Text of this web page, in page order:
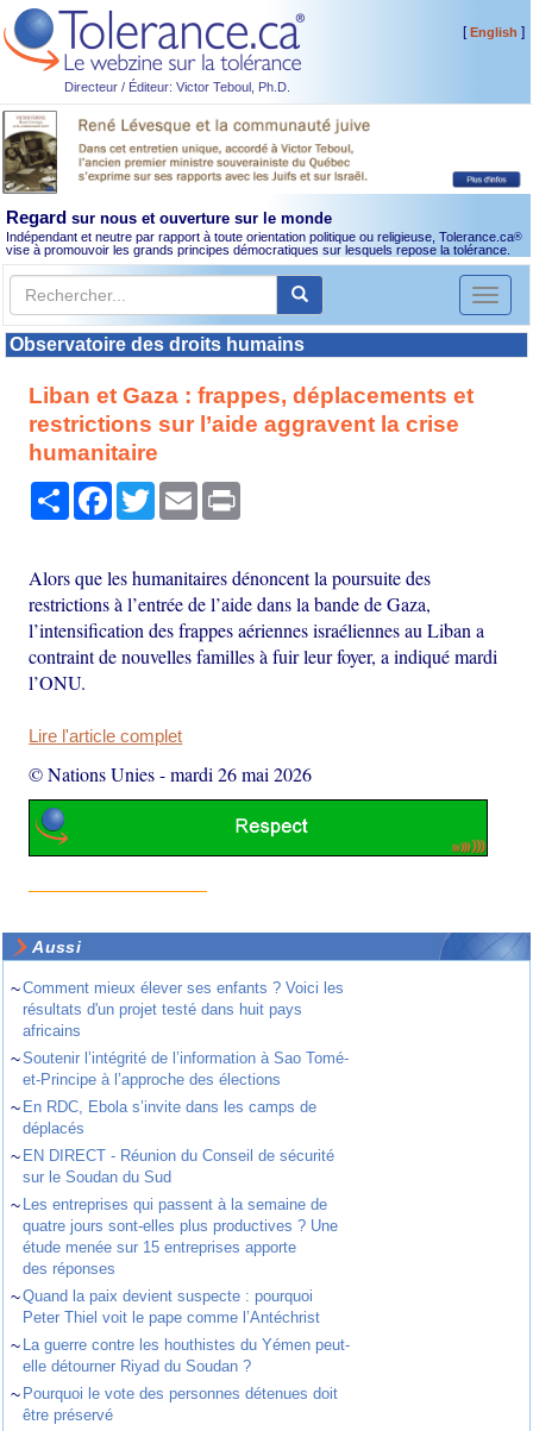
Directeur / Éditeur: Victor Teboul, Ph.D.
[English ]
Regard sur nous et ouverture sur le monde
Indépendant et neutre par rapport à toute orientation politique ou religieuse, Tolerance.ca®
vise à promouvoir les grands principes démocratiques sur lesquels repose la tolérance.
Toggle
Observatoire des droits humains
Liban et Gaza : frappes, déplacements et
restrictions sur l’aide aggravent la crise
humanitaire
PartagerFacebook
TwitterEmail
Alors que les humanitaires dénoncent la poursuite des
restrictions à l’entrée de l’aide dans la bande de Gaza,
l’intensification des frappes aériennes israéliennes au Liban a
contraint de nouvelles familles à fuir leur foyer, a indiqué mardi
l’ONU.
Lire l'article complet
© Nations Unies-mardi 26 mai 2026
Aussi
~Comment mieux élever ses enfants ? Voici les
résultats d'un projet testé dans huit pays
africains
~Soutenir l’intégrité de l’information à Sao Tomé-
et-Principe à l’approche des élections
~ En RDC, Ebola s’invite dans les camps de
déplacés
~ EN DIRECT - Réunion du Conseil de sécurité
sur le Soudan du Sud
~ Les entreprises qui passent à la semaine de
quatre jours sont-elles plus productives ? Une
étude menée sur 15 entreprises apporte
des réponses
~Quand la paix devient suspecte : pourquoi
Peter Thiel voit le pape comme l’Antéchrist
~ La guerre contre les houthistes du Yémen peut-
elle détourner Riyad du Soudan ?
~ Pourquoi le vote des personnes détenues doit
être préservé